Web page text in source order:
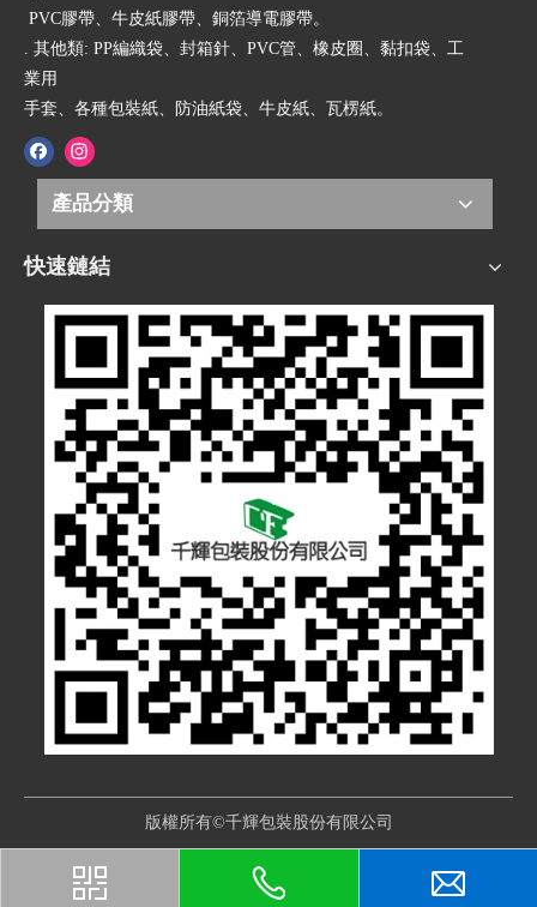
PVC膠帶、牛皮紙膠帶、銅箔導電膠帶。
. 其他類: PP編織袋、封箱針、PVC管、橡皮圈、黏扣袋、工
業用
手套、各種包裝紙、防油紙袋、牛皮紙、瓦楞紙。
產品分類
快速鏈結
版權所有©千輝包裝股份有限公司